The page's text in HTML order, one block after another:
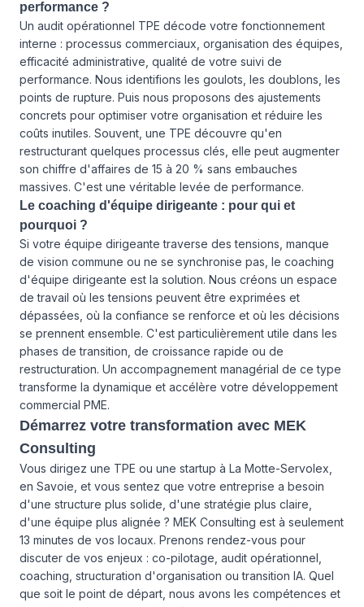
performance ?
Un audit opérationnel TPE décode votre fonctionnement
interne : processus commerciaux, organisation des équipes,
efficacité administrative, qualité de votre suivi de
performance. Nous identifions les goulots, les doublons, les
points de rupture. Puis nous proposons des ajustements
concrets pour optimiser votre organisation et réduire les
coûts inutiles. Souvent, une TPE découvre qu'en
restructurant quelques processus clés, elle peut augmenter
son chiffre d'affaires de 15 à 20 % sans embauches
massives. C'est une véritable levée de performance.
Le coaching d'équipe dirigeante : pour qui et
pourquoi ?
Si votre équipe dirigeante traverse des tensions, manque
de vision commune ou ne se synchronise pas, le coaching
d'équipe dirigeante est la solution. Nous créons un espace
de travail où les tensions peuvent être exprimées et
dépassées, où la confiance se renforce et où les décisions
se prennent ensemble. C'est particulièrement utile dans les
phases de transition, de croissance rapide ou de
restructuration. Un accompagnement managérial de ce type
transforme la dynamique et accélère votre développement
commercial PME.
Démarrez votre transformation avec MEK
Consulting
Vous dirigez une TPE ou une startup à La Motte-Servolex,
en Savoie, et vous sentez que votre entreprise a besoin
d'une structure plus solide, d'une stratégie plus claire,
d'une équipe plus alignée ? MEK Consulting est à seulement
13 minutes de vos locaux. Prenons rendez-vous pour
discuter de vos enjeux : co-pilotage, audit opérationnel,
coaching, structuration d'organisation ou transition IA. Quel
que soit le point de départ, nous avons les compétences et